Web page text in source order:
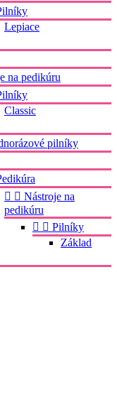
Lepiace
na pedikúru
Classic
pilníky
  Nástroje na
pedikúru
  Pilníky
Základ